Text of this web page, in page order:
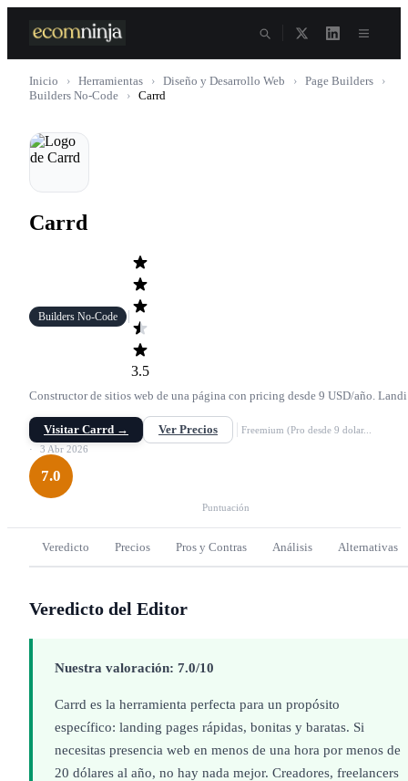
Inicio › Herramientas › Diseño y Desarrollo Web › Page Builders
›
Builders No-Code
› Carrd
Carrd
Builders No-Code
3.5
Constructor de sitios web de una página con pricing desde 9 USD/año.
Visitar Carrd →
Ver Precios
Freemium (Pro desde 9 dolar...
3 Abr 2026
7.0
Puntuación
Veredicto Precios Pros y Contras Análisis Alternativas
Veredicto del Editor
Nuestra valoración: 7.0/10
Carrd es la herramienta perfecta para un propósito
específico: landing pages rápidas, bonitas y baratas. Si
necesitas presencia web en menos de una hora por menos de
20 dólares al año, no hay nada mejor. Creadores, freelancers